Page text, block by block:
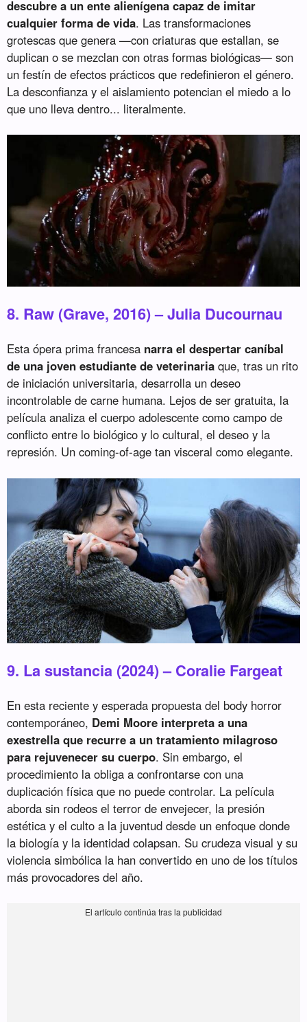
descubre a un ente alienígena capaz de imitar
cualquier forma de vida. Las transformaciones
grotescas que genera —con criaturas que estallan, se
duplican o se mezclan con otras formas biológicas— son
un festín de efectos prácticos que redefinieron el género.
La desconfianza y el aislamiento potencian el miedo a lo
que uno lleva dentro... literalmente.
8. Raw (Grave, 2016) – Julia Ducournau
Esta ópera prima francesa narra el despertar caníbal
de una joven estudiante de veterinaria que, tras un rito
de iniciación universitaria, desarrolla un deseo
incontrolable de carne humana. Lejos de ser gratuita, la
película analiza el cuerpo adolescente como campo de
conflicto entre lo biológico y lo cultural, el deseo y la
represión. Un coming-of-age tan visceral como elegante.
9. La sustancia (2024) – Coralie Fargeat
En esta reciente y esperada propuesta del body horror
contemporáneo, Demi Moore interpreta a una
exestrella que recurre a un tratamiento milagroso
para rejuvenecer su cuerpo. Sin embargo, el
procedimiento la obliga a confrontarse con una
duplicación física que no puede controlar. La película
aborda sin rodeos el terror de envejecer, la presión
estética y el culto a la juventud desde un enfoque donde
la biología y la identidad colapsan. Su crudeza visual y su
violencia simbólica la han convertido en uno de los títulos
más provocadores del año.